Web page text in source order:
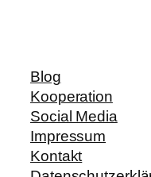
Blog
Kooperation
Social Media
Impressum
Kontakt